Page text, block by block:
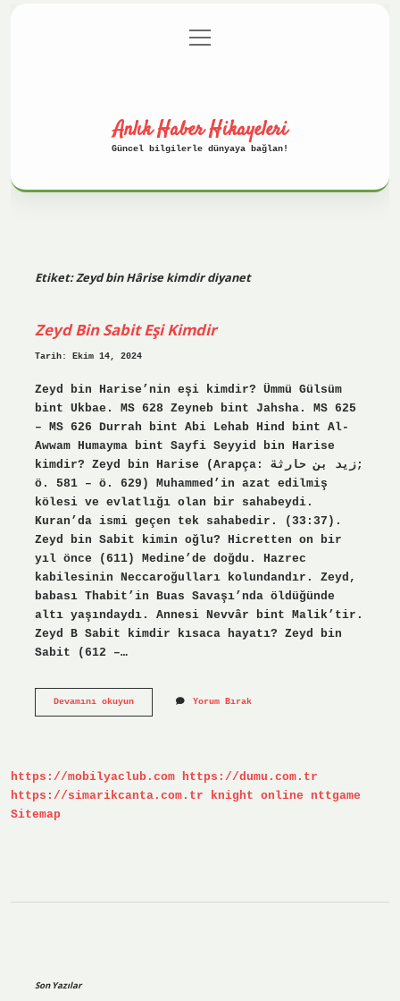
Gizlilik Politikası
menüyü
aç
Anlık Haber Hikayeleri
Güncel bilgilerle dünyaya bağlan!
Etiket:Zeyd bin Hârise kimdir diyanet
Zeyd Bin Sabit Eşi Kimdir
Tarih: Ekim 14, 2024
Zeyd bin Harise’nin eşi kimdir? Ümmü Gülsüm
bint Ukbae. MS 628 Zeyneb bint Jahsha. MS 625
– MS 626 Durrah bint Abi Lehab Hind bint Al-
Awwam Humayma bint Sayfi Seyyid bin Harise
kimdir? Zeyd bin Harise (Arapça: زيد بن حارثة;
ö. 581 – ö. 629) Muhammed’in azat edilmiş
kölesi ve evlatlığı olan bir sahabeydi.
Kuran’da ismi geçen tek sahabedir. (33:37).
Zeyd bin Sabit kimin oğlu? Hicretten on bir
yıl önce (611) Medine’de doğdu. Hazrec
kabilesinin Neccaroğulları kolundandır. Zeyd,
babası Thabit’in Buas Savaşı’nda öldüğünde
altı yaşındaydı. Annesi Nevvâr bint Malik’tir.
Zeyd B Sabit kimdir kısaca hayatı? Zeyd bin
Sabit (612 –…
Devamını okuyunZeyd
Yorum Bırak
https://mobilyaclub.com https://dumu.com.tr
https://simarikcanta.com.tr
knight online
nttgame
Sitemap
Son Yazılar